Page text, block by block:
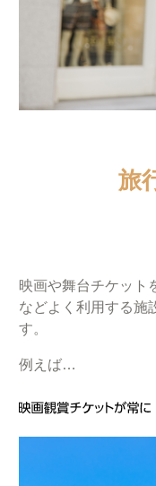
旅
映画や舞台チケット
などよく利用する施
す。
例えば…